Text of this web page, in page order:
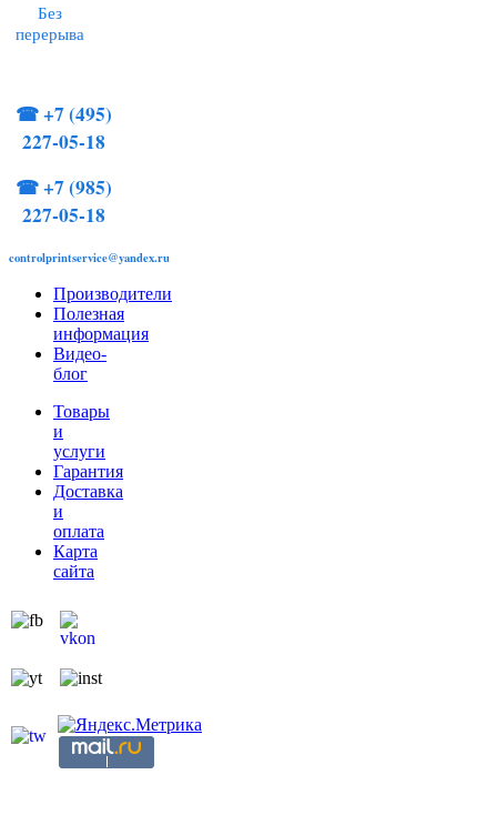
Без
перерыва
☎+7 (495)
227-05-18
☎+7 (985)
227-05-18
controlprintservice@yandex.ru
Производители
Полезная
информация
Видео-
блог
Товары
и
услуги
Гарантия
Доставка
и
оплата
Карта
сайта